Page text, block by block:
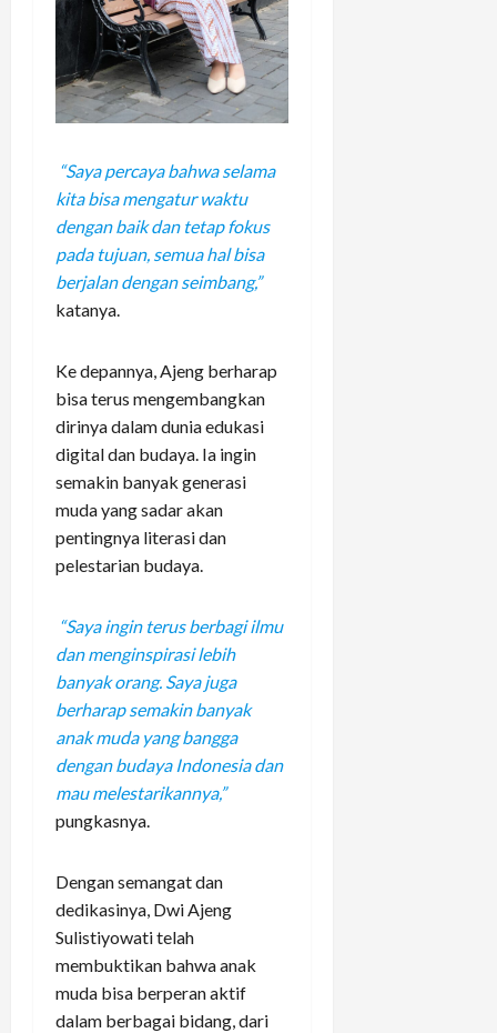
“Saya percaya bahwa selama
kita bisa mengatur waktu
dengan baik dan tetap fokus
pada tujuan, semua hal bisa
berjalan dengan seimbang,”
katanya.
Ke depannya, Ajeng berharap
bisa terus mengembangkan
dirinya dalam dunia edukasi
digital dan budaya. Ia ingin
semakin banyak generasi
muda yang sadar akan
pentingnya literasi dan
pelestarian budaya.
“Saya ingin terus berbagi ilmu
dan menginspirasi lebih
banyak orang. Saya juga
berharap semakin banyak
anak muda yang bangga
dengan budaya Indonesia dan
mau melestarikannya,”
pungkasnya.
Dengan semangat dan
dedikasinya, Dwi Ajeng
Sulistiyowati telah
membuktikan bahwa anak
muda bisa berperan aktif
dalam berbagai bidang, dari